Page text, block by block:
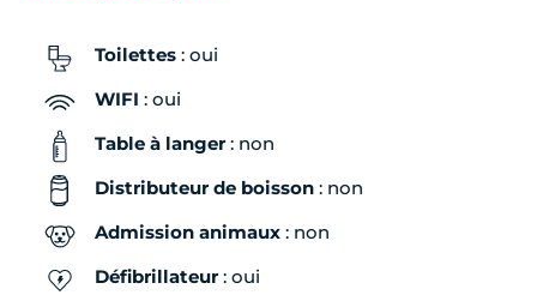
Toilettes : oui
WIFI : oui
Table à langer: non
Distributeur de boisson : non
Admission animaux : non
Défibrillateur: oui